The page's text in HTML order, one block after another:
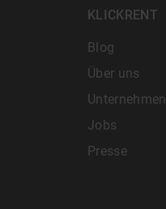
KLICKRENT
Blog
Über uns
Unternehmen
Jobs
Presse